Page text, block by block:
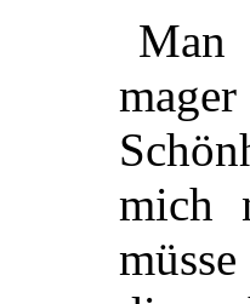
Man
mich